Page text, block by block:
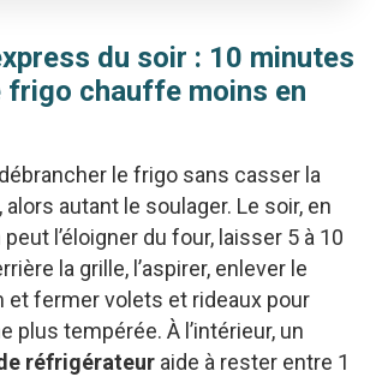
du soir : 10 minutes
frigo chauffe moins en
le frigo sans casser la
autant le soulager. Le soir, en
l’éloigner du four, laisser 5 à 10
la grille, l’aspirer, enlever le
et fermer volets et rideaux pour
plus tempérée. À l’intérieur, un
réfrigérateur aide à rester entre 1